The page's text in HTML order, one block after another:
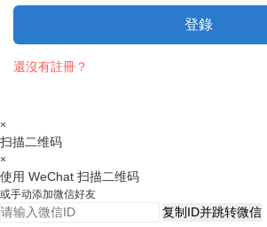
登錄
還沒有註冊？
×
扫描二维码
×
使用 WeChat 扫描二维码
或手动添加微信好友
复制ID并跳转微信